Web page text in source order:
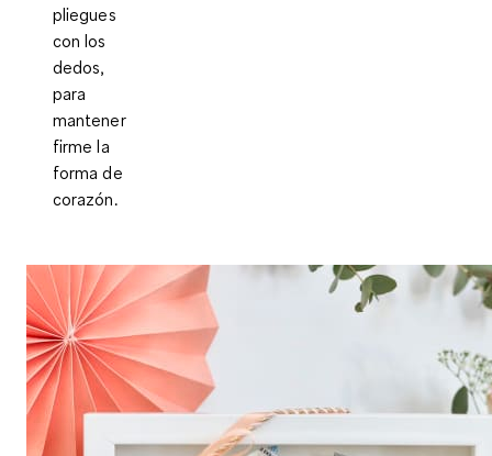
pliegues
con los
dedos,
para
mantener
firme la
forma de
corazón.